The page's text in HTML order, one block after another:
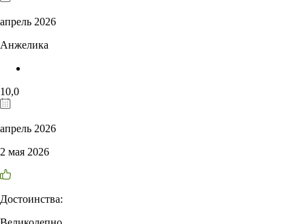
апрель 2026
Анжелика
10,0
апрель 2026
2 мая 2026
Достоинства: